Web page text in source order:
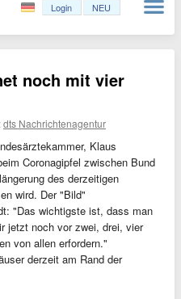
Login NEU
noch mit vier
dts Nachrichtenagentur
Klaus
Coronagipfel zwischen Bund
des derzeitigen
wird. Der "Bild"
"Das wichtigste ist, dass man
jetzt noch vor zwei, drei, vier
von allen erfordern."
derzeit am Rand der